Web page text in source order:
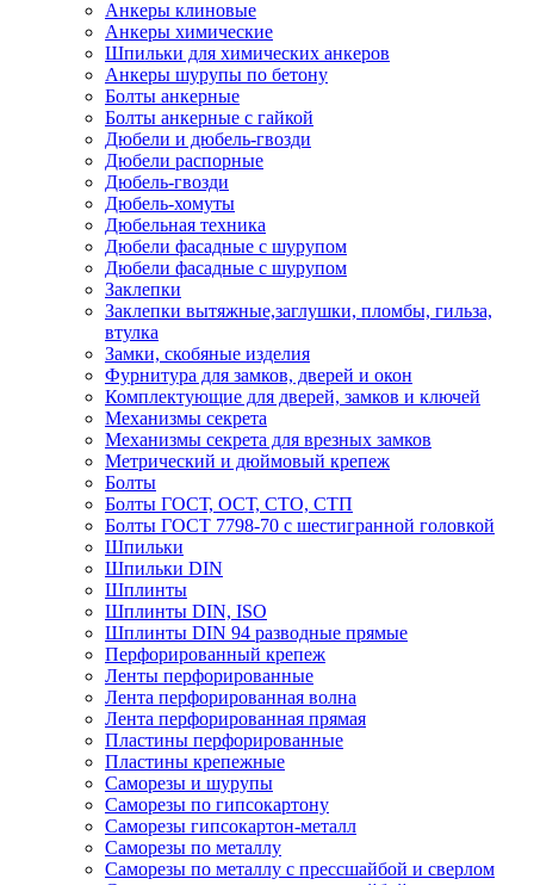
Анкеры клиновые
Анкеры химические
Шпильки для химических анкеров
Анкеры шурупы по бетону
Болты анкерные
Болты анкерные с гайкой
Дюбели и дюбель-гвозди
Дюбели распорные
Дюбель-гвозди
Дюбель-хомуты
Дюбельная техника
Дюбели фасадные с шурупом
Дюбели фасадные с шурупом
Заклепки
Заклепки вытяжные,заглушки, пломбы, гильза,
втулка
Замки, скобяные изделия
Фурнитура для замков, дверей и окон
Комплектующие для дверей, замков и ключей
Механизмы секрета
Механизмы секрета для врезных замков
Метрический и дюймовый крепеж
Болты
Болты ГОСТ, ОСТ, СТО, СТП
Болты ГОСТ 7798-70 с шестигранной головкой
Шпильки
Шпильки DIN
Шплинты
Шплинты DIN, ISO
Шплинты DIN 94 разводные прямые
Перфорированный крепеж
Ленты перфорированные
Лента перфорированная волна
Лента перфорированная прямая
Пластины перфорированные
Пластины крепежные
Саморезы и шурупы
Саморезы по гипсокартону
Саморезы гипсокартон-металл
Саморезы по металлу
Саморезы по металлу с прессшайбой и сверлом